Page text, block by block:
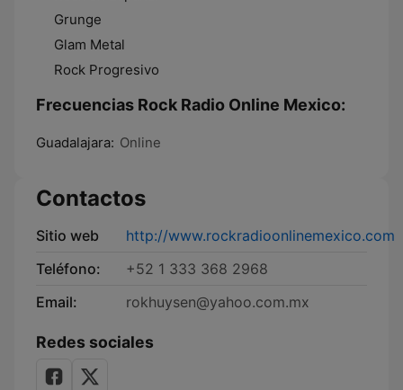
Grunge
Glam Metal
Rock Progresivo
Frecuencias Rock Radio Online Mexico:
Guadalajara: Online
Contactos
Sitio web
http://www.rockradioonlinemexico.com
Teléfono:
+52 1 333 368 2968
Email:
rokhuysen@yahoo.com.mx
Redes sociales